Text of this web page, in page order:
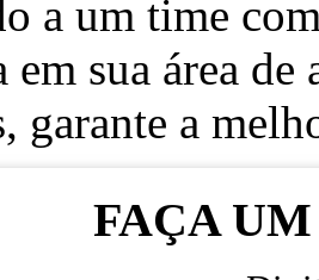
a um time
em sua área
garante a
FAÇA